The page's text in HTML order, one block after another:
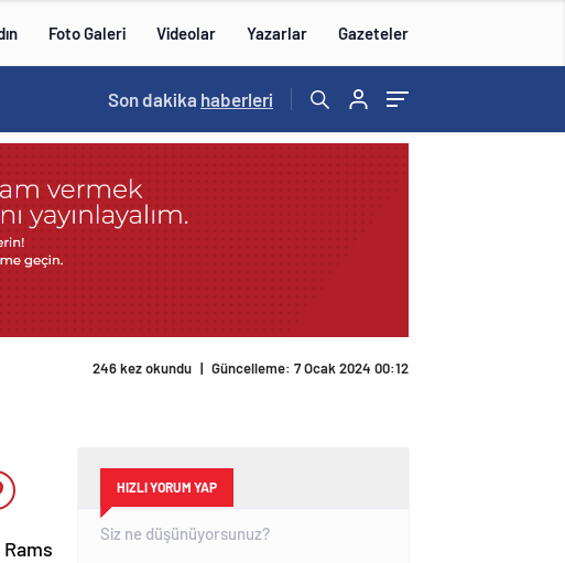
Foto Galeri Videolar Yazarlar Gazeteler
14:57 /
Son dakika haberleri
246 kez okundu | Güncelleme: 7 Ocak 2024 00:12
HIZLI YORUM YAP